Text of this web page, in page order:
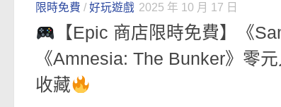
限時免費 / 好玩遊戲 2025 年 10 月 17 日
【Epic 商店限時免費】《
《Amnesia: The Bunker》零
收藏